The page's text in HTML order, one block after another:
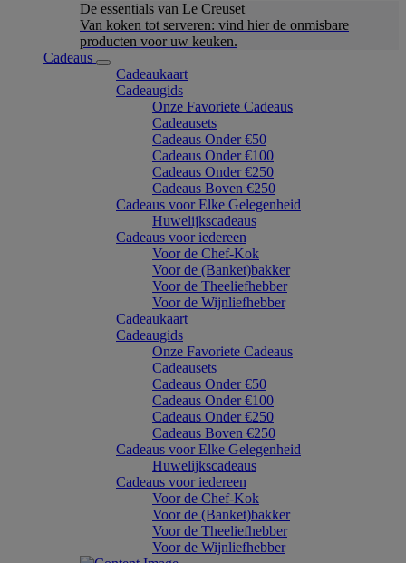
De essentials van Le Creuset
Van koken tot serveren: vind hier de onmisbare
producten voor uw keuken.
Cadeaus
Cadeaukaart
Cadeaugids
Onze Favoriete Cadeaus
Cadeausets
Cadeaus Onder €50
Cadeaus Onder €100
Cadeaus Onder €250
Cadeaus Boven €250
Cadeaus voor Elke Gelegenheid
Huwelijkscadeaus
Cadeaus voor iedereen
Voor de Chef-Kok
Voor de (Banket)bakker
Voor de Theeliefhebber
Voor de Wijnliefhebber
Cadeaukaart
Cadeaugids
Onze Favoriete Cadeaus
Cadeausets
Cadeaus Onder €50
Cadeaus Onder €100
Cadeaus Onder €250
Cadeaus Boven €250
Cadeaus voor Elke Gelegenheid
Huwelijkscadeaus
Cadeaus voor iedereen
Voor de Chef-Kok
Voor de (Banket)bakker
Voor de Theeliefhebber
Voor de Wijnliefhebber